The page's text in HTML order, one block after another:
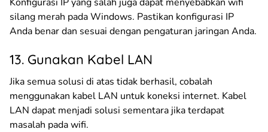
silang merah pada Windows. Pastikan konfigurasi IP
Anda benar dan sesuai dengan pengaturan jaringan Anda.
13. Gunakan Kabel LAN
Jika semua solusi di atas tidak berhasil, cobalah
menggunakan kabel LAN untuk koneksi internet. Kabel
LAN dapat menjadi solusi sementara jika terdapat
masalah pada wifi.